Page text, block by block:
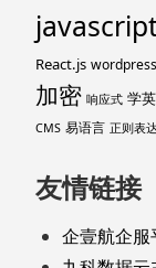
React.js wordpress
加密 响应式 学
CMS 易语言 正则表
友情链接
企壹航企服